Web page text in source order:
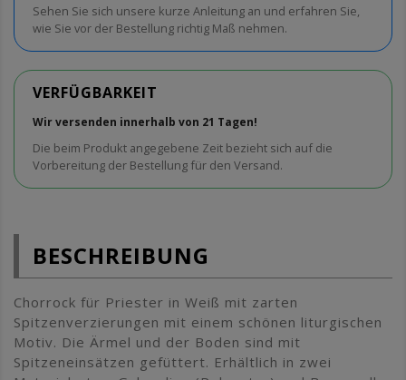
Sehen Sie sich unsere kurze Anleitung an und erfahren Sie,
wie Sie vor der Bestellung richtig Maß nehmen.
VERFÜGBARKEIT
Wir versenden innerhalb von 21 Tagen!
Die beim Produkt angegebene Zeit bezieht sich auf die
Vorbereitung der Bestellung für den Versand.
BESCHREIBUNG
Chorrock für Priester in Weiß mit zarten
Spitzenverzierungen mit einem schönen liturgischen
Motiv. Die Ärmel und der Boden sind mit
Spitzeneinsätzen gefüttert. Erhältlich in zwei